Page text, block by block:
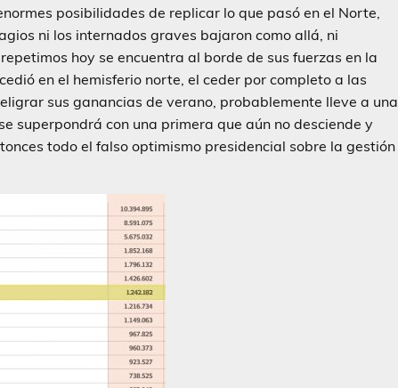
posibilidades de replicar lo que pasó en el Norte,
ni los internados graves bajaron como allá, ni
hoy se encuentra al borde de sus fuerzas en la
en el hemisferio norte, el ceder por completo a las
sus ganancias de verano, probablemente lleve a una
superpondrá con una primera que aún no desciende y
todo el falso optimismo presidencial sobre la gestión